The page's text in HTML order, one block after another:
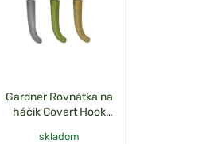
Gardner Rovnátka na
háčik Covert Hook
skladom